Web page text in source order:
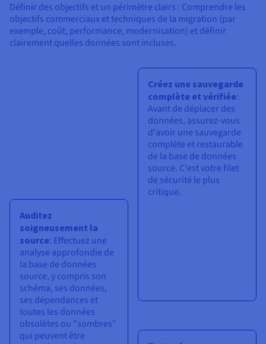
Définir des objectifs et un périmètre clairs : Comprendre les
objectifs commerciaux et techniques de la migration (par
exemple, coût, performance, modernisation) et définir
clairement quelles données sont incluses.
Auditez
soigneusement la
source: Effectuez une
analyse approfondie de
la base de données
source, y compris son
schéma, ses données,
ses dépendances et
toutes les données
obsolètes ou "sombres"
qui peuvent être
Créez une sauvegarde
complète et vérifiée:
Avant de déplacer des
données, assurez-vous
d'avoir une sauvegarde
complète et restaurable
de la base de données
source. C'est votre filet
de sécurité le plus
critique.